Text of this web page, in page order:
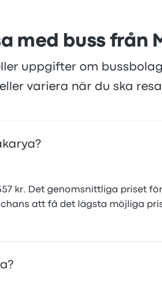
med buss från
uppgifter om
variera när du ska
kr. Det genomsnittliga priset
att få det lägsta möjliga